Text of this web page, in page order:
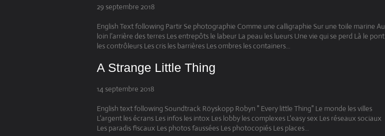
29 septembre 2018
English Text following Partir Se photographie Comme une calligraphie Sur une toile marine Au
loin l’arrière des terres Les entrepôts le labeur La peau les lueurs Une vie qui se perd Là le pont
les contrôleurs Les cris les barrières Les ombres les containers...
A Strange Little Thing
14 septembre 2018
English text following Soundtrack Röyskopp Robyn " Every little Thing" Le monde les villes
L’argent les écrans Les infos les intox Les lobby les complexes L'easy sex Les réseaux sociaux
Les paradis fiscaux Les photos faussées Les photocopiés Les places...